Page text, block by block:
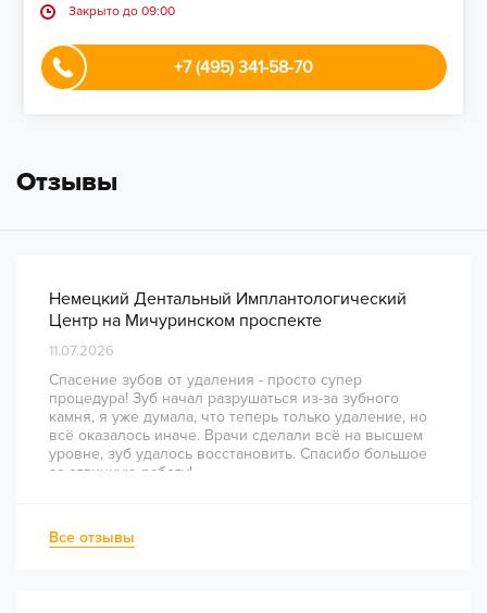
Закрыто до 09:00
+7 (495) 341-58-70
Отзывы
Немецкий Дентальный Имплантологический
Центр на Мичуринском проспекте
11.07.2026
Спасение зубов от удаления - просто супер
процедура! Зуб начал разрушаться из-за зубного
камня, я уже думала, что теперь только удаление, но
всё оказалось иначе. Врачи сделали всё на высшем
уровне, зуб удалось восстановить. Спасибо большое
за отличную работу!
Все отзывы